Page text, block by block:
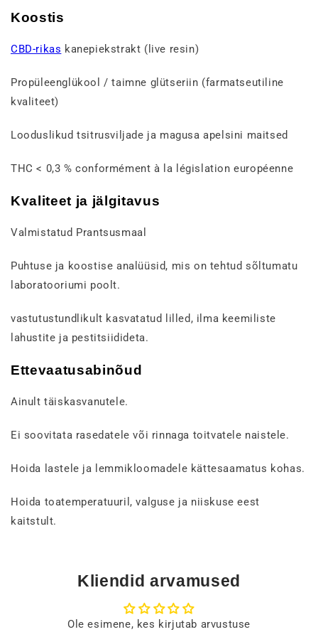
Koostis
CBD-rikas kanepiekstrakt (live resin)
Propüleenglükool / taimne glütseriin (farmatseutiline
kvaliteet)
Looduslikud tsitrusviljade ja magusa apelsini maitsed
THC < 0,3 % conformément à la législation européenne
Kvaliteet ja jälgitavus
Valmistatud Prantsusmaal
Puhtuse ja koostise analüüsid, mis on tehtud sõltumatu
laboratooriumi poolt.
vastutustundlikult kasvatatud lilled, ilma keemiliste
lahustite ja pestitsiidideta.
Ettevaatusabinõud
Ainult täiskasvanutele.
Ei soovitata rasedatele või rinnaga toitvatele naistele.
Hoida lastele ja lemmikloomadele kättesaamatus kohas.
Hoida toatemperatuuril, valguse ja niiskuse eest
kaitstult.
Kliendid arvamused
Ole esimene, kes kirjutab arvustuse